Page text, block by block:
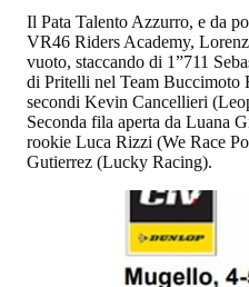
Il Pata Talento Azzurro, e da
VR46 Riders Academy,
vuoto, staccando di 1”711
di Pritelli nel Team Buccimoto
secondi Kevin Cancellieri
Seconda fila aperta da Luana
rookie Luca Rizzi (We Race
Gutierrez (Lucky Racing).